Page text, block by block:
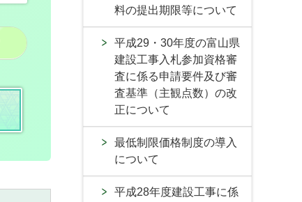
料の提出期限等について
平成29・30年度の富山県
建設工事入札参加資格審
査に係る申請要件及び審
査基準（主観点数）の改
正について
最低制限価格制度の導入
について
平成28年度建設工事に係